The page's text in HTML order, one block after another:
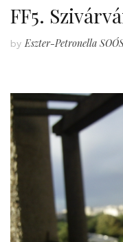
FF5.
by Eszter-Petronella